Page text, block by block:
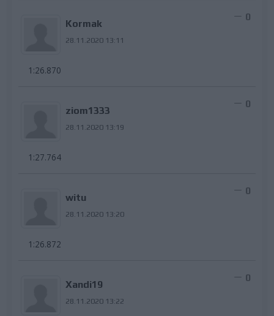
Kormak
28.11.2020 13:11
0
1:26.870
ziom1333
28.11.2020 13:19
0
1:27.764
witu
28.11.2020 13:20
0
1:26.872
Xandi19
28.11.2020 13:22
0